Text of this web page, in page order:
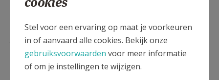
FeMma Lutselus lentefeest.
Op woensdag 22 mei had ons lentefeest plaats, we waren met
43 leden en kernleden om dit te samen te vieren.
Stel voor een ervaring op maat je voorkeuren
in of aanvaard alle cookies. Bekijk onze
gebruiksvoorwaarden voor meer informatie
of om je instellingen te wijzigen.